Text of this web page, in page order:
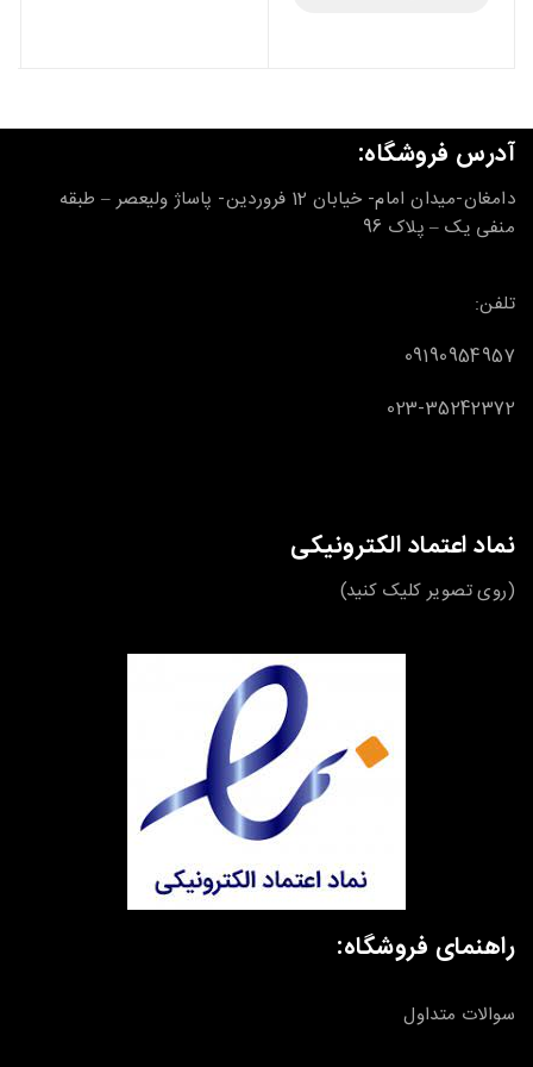
آدرس فروشگاه:
دامغان-میدان امام- خیابان 12 فروردین- پاساژ ولیعصر – طبقه
منفی یک – پلاک 96
تلفن:
09190954957
023-35242372
نماد اعتماد الکترونیکی
(روی تصویر کلیک کنید)
راهنمای فروشگاه:
سوالات متداول